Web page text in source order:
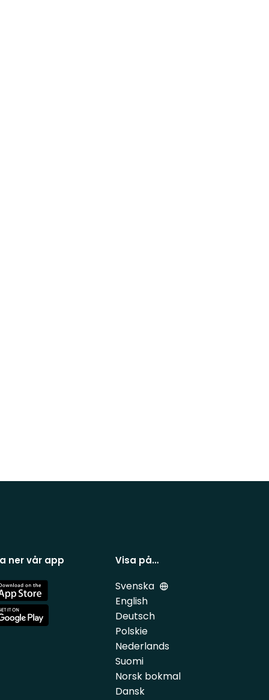
ner vår app Visa på…
Svenska
English
Deutsch
Polskie
Nederlands
Suomi
Norsk bokmal
Dansk